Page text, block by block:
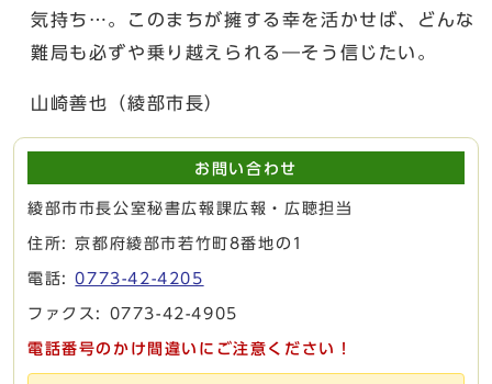
気持ち…。このまちが擁する幸を活かせば、どんな
難局も必ずや乗り越えられる―そう信じたい。
山崎善也（綾部市長）
お問い合わせ
綾部市市長公室秘書広報課広報・広聴担当
住所: 京都府綾部市若竹町8番地の1
電話:0773-42-4205
ファクス: 0773-42-4905
電話番号のかけ間違いにご注意ください！